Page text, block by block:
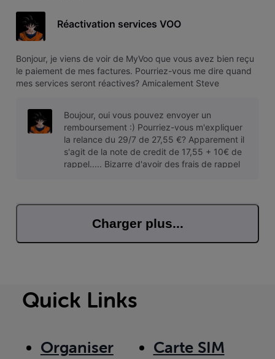
Réactivation services VOO
Bonjour, je viens de voir de MyVoo que vous avez bien reçu
le paiement de mes factures. Pourriez-vous me dire quand
mes services seront réactives? Amicalement Steve
Boujour, oui vous pouvez envoyer un
remboursement :) Pourriez-vous m'expliquer
la relance du 29/7 de 27,55 €? Apparement il
s'agit de la note de credit de 17,55 + 10€ de
rappel..... Bizarre d'avoir des frais de rappel
Charger plus...
Quick Links
Organiser
Carte SIM